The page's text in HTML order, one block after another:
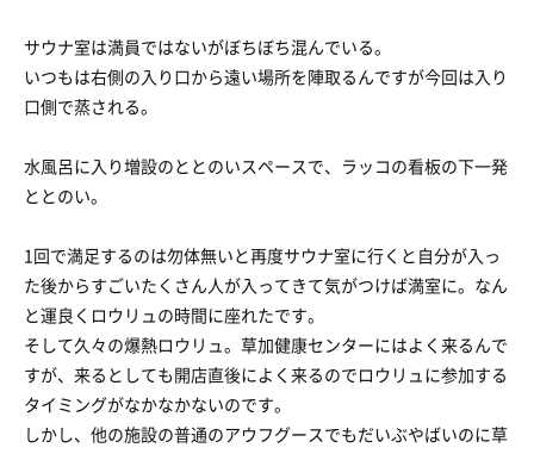
サウナ室は満員ではないがぼちぼち混んでいる。
いつもは右側の入り口から遠い場所を陣取るんですが今回は入り
口側で蒸される。
水風呂に入り増設のととのいスペースで、ラッコの看板の下一発
ととのい。
1回で満足するのは勿体無いと再度サウナ室に行くと自分が入っ
た後からすごいたくさん人が入ってきて気がつけば満室に。なん
と運良くロウリュの時間に座れたです。
そして久々の爆熱ロウリュ。草加健康センターにはよく来るんで
すが、来るとしても開店直後によく来るのでロウリュに参加する
タイミングがなかなかないのです。
しかし、他の施設の普通のアウフグースでもだいぶやばいのに草